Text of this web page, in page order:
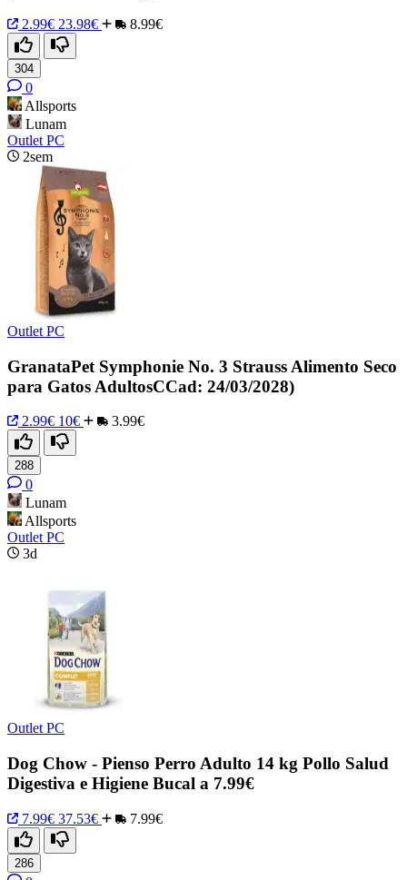
2.99€ 23.98€ 8.99€
304
0
Allsports
Lunam
Outlet PC
2sem
Outlet PC
GranataPet Symphonie No. 3 Strauss Alimento Seco
para Gatos AdultosCCad: 24/03/2028)
2.99€ 10€ 3.99€
288
0
Lunam
Allsports
Outlet PC
3d
Outlet PC
Dog Chow - Pienso Perro Adulto 14 kg Pollo Salud
Digestiva e Higiene Bucal a 7.99€
7.99€ 37.53€ 7.99€
286